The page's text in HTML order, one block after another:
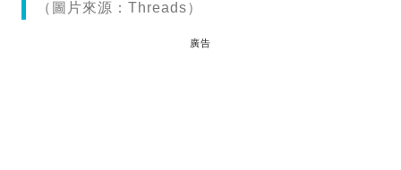
（圖片來源：Threads）
廣告